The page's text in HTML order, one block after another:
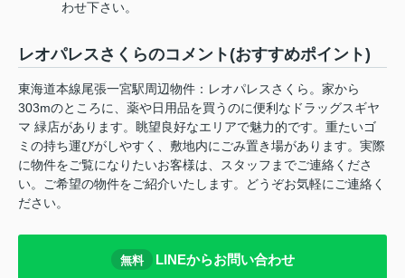
わせ下さい。
レオパレスさくらのコメント(おすすめポイント)
東海道本線尾張一宮駅周辺物件：レオパレスさくら。家から
303mのところに、薬や日用品を買うのに便利なドラッグスギヤ
マ 緑店があります。眺望良好なエリアで魅力的です。重たいゴ
ミの持ち運びがしやすく、敷地内にごみ置き場があります。実際
に物件をご覧になりたいお客様は、スタッフまでご連絡くださ
い。ご希望の物件をご紹介いたします。どうぞお気軽にご連絡く
ださい。
無料 LINEからお問い合わせ